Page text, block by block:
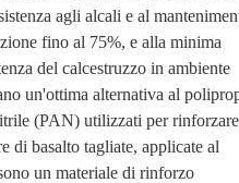
agli alcali e al
fino al 75%, e alla minima
del calcestruzzo in ambiente
un'ottima alternativa al
(PAN) utilizzati per
di basalto tagliate, applicate al
un materiale di rinforzo